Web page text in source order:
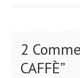
2
CAFFÈ”